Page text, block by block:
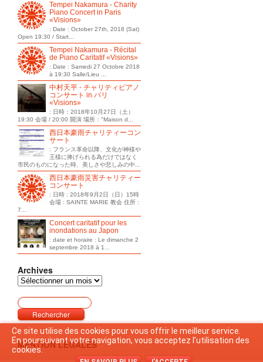
Tempei Nakamura - Charity
Piano Concert in Paris
«Visions»
: Date : October 27th, 2018 (Sat)
Open 19:30 / Start...
Tempei Nakamura - Récital
de Piano Caritatif «Visions»
: Date : Samedi 27 Octobre 2018
à 19:30 Salle/Lieu ...
中村天平 - チャリティピアノ
コンサート in パリ
«Visions»
: 日時：2018年10月27日（土）
19:30 会場 / 20:00 開演 場所："Maison d...
西日本豪雨チャリティーコン
サート
: フランス革命以降、文化が神様や
王様に捧げられる為だけではなく
市民のものになった時、美しさや悲しみの中...
西日本豪雨災害チャリティー
コンサート
: 日時 : 2018年9月2日（日）15時
会場 : SAINTE MARIE 教会 住所 :
7...
Concert caritatif pour les
inondations au Japon
: date et horaire : Le dimanche 2
septembre 2018 à 1...
Archives
MENTION LEGALES
Ce site utilise des cookies pour vous offrir le meilleur service.
En poursuivant votre navigation, vous acceptez l’utilisation des
cookies.